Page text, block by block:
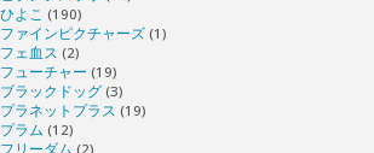
ひよこ (190)
ファインピクチャーズ (1)
フェ血ス (2)
フューチャー (19)
ブラックドッグ (3)
プラネットプラス (19)
プラム (12)
フリーダム (2)